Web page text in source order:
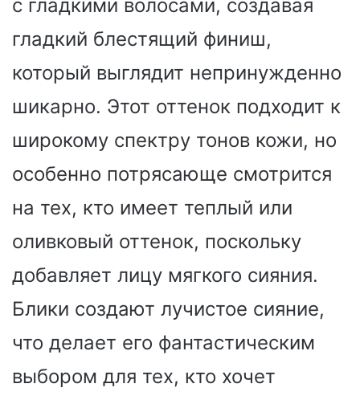
с гладкими волосами, создавая
гладкий блестящий финиш,
который выглядит непринужденно
шикарно. Этот оттенок подходит к
широкому спектру тонов кожи, но
особенно потрясающе смотрится
на тех, кто имеет теплый или
оливковый оттенок, поскольку
добавляет лицу мягкого сияния.
Блики создают лучистое сияние,
что делает его фантастическим
выбором для тех, кто хочет